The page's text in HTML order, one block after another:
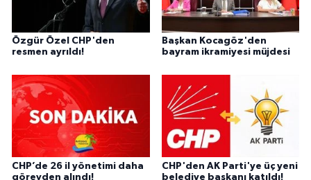
Özgür Özel CHP'den
resmen ayrıldı!
Başkan Kocagöz'den
bayram ikramiyesi müjdesi
CHP’de 26 il yönetimi daha
görevden alındı!
CHP'den AK Parti'ye üç yeni
belediye başkanı katıldı!